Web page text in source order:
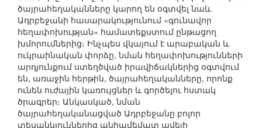
ծայրահեղականները կարող են օգտվել նաև
Ադրբեջանի հասարակությունում «գունավոր
հեղափոխության» համատեքստում ընթացող
խմորումներից։ Ինչպես վկայում է արաբական և
ուկրաինական փորձը, նման հեղափոխությունների
արդյունքում ստեղծված իրավիճակներից օգտվում
են, առաջին հերթին, ծայրահեղականները, որոնք
ունեն ուժային կառույցներ և գործելու հստակ
ծրագրեր։ Անկասկած, նման
ծայրահեղականացված Ադրբեջանը բոլոր
տեսանկյուններից անհամեմատ ավելի